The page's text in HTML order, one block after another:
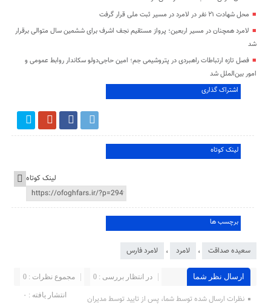
محل شهادت ۲۱ نفر در لامرد در مسیر ثبت ملی قرار گرفت
لامرد همچنان در مسیر اربعین؛ پرواز مستقیم نجف اشرف برای ششمین سال متوالی برقرار
شد
فصل تازه ارتباطات راهبردی در پتروشیمی جم؛ امین حاجی‌دولو سکاندار روابط عمومی و
امور بین‌الملل شد
اشتراک گذاری
لینک کوتاه
لینک کوتاه
برچسب ها
سعیده صداقت ، لامرد ، لامرد فارس
ارسال نظر شما مجموع نظرات : 0 در انتظار بررسی : 0
انتشار یافته : ۰
نظرات ارسال شده توسط شما، پس از تایید توسط مدیران